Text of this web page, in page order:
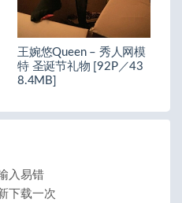
王婉悠Queen – 秀人网模
特 圣诞节礼物 [92P／43
8.4MB]
入易错
下载一次